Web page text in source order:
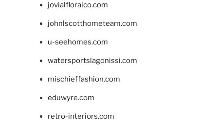
jovialfloralco.com
johnlscotthometeam.com
u-seehomes.com
watersportslagonissi.com
mischieffashion.com
eduwyre.com
retro-interiors.com